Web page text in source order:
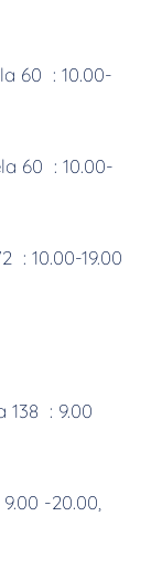
60 : 10.00-
60 : 10.00-
: 10.00-19.00
138 : 9.00
-20.00,